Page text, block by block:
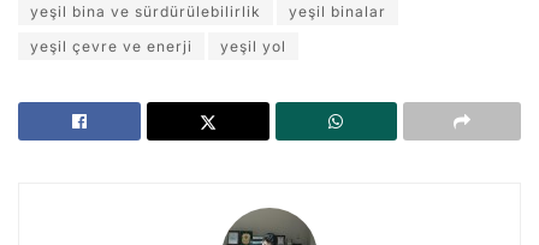
yeşil bina ve sürdürülebilirlik
yeşil binalar
yeşil çevre ve enerji
yeşil yol